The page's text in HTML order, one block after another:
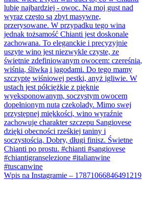
Wpis na Instagramie – 17871066846491219